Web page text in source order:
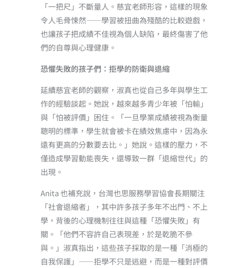
「一把尺」不斷量人。慈宜老師形容，這樣的現象
令人毛骨悚然——學習被扭曲為殘酷的比較遊戲，
也讓孩子把成績不佳視為個人缺陷，最終傷害了他
們的自尊與心理健康。
恐懼失敗的孩子們：拒學的防衛與退縮
延續慈宜老師的觀察，淑真也從自己多年與學生工
作的經驗談起。她說，越來越多青少年被「怕輸」
與「怕被評價」困住。「一旦學業成績被視為衡量
聰明的標準，學生就會被卡在績效焦慮中，因為永
遠有更高的分數要去比。」她說。這樣的壓力，不
僅造成學習動能喪失，還導致一群「退縮世代」的
出現。
Anita 也補充說，台灣也思服務學習協會長期關注
「社會退縮者」，其中許多孩子多年不出門、不上
學，背後的心理機制往往與這種「恐懼失敗」有
關。「他們不容許自己表現差，於是乾脆不參
與。」淑真指出，這些孩子採取的是一種「消極的
自我保護」——拒學不只是逃避，而是一種對評價